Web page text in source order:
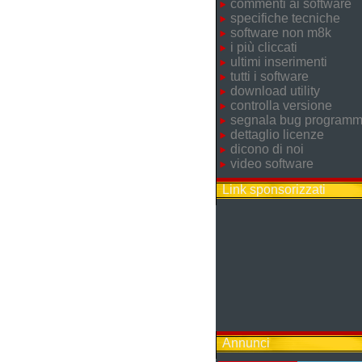
commenti ai software
specifiche tecniche
software non m8k
i più cliccati
ultimi inserimenti
tutti i software
download utility
controlla versione
segnala bug
dettaglio licenze
dicono di noi
video software
Link sponsorizzati
Annunci